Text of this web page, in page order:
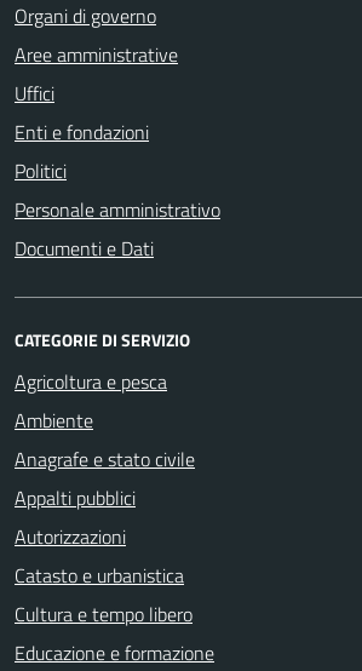
Organi di governo
Aree amministrative
Uffici
Enti e fondazioni
Politici
Personale amministrativo
Documenti e Dati
CATEGORIE DI SERVIZIO
Agricoltura e pesca
Ambiente
Anagrafe e stato civile
Appalti pubblici
Autorizzazioni
Catasto e urbanistica
Cultura e tempo libero
Educazione e formazione